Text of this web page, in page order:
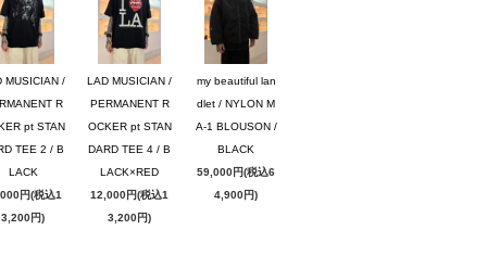
MUSICIAN /
R
pt STAN
TEE 2 / B
LACK
円(税込1
3,200円)
LAD MUSICIAN /
PERMANENT R
OCKER pt STAN
DARD TEE 4 / B
LACK×RED
12,000円(税込1
3,200円)
my beautiful lan
dlet / NYLON M
A-1 BLOUSON /
BLACK
59,000円(税込6
4,900円)